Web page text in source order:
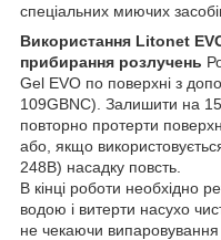
спеціальних миючих
Використання Litonet
прибирання розлучень
Gel EVO по поверхні з
109GBNC). Залишити на
повторно протерти
або, якщо
248В) насадку повсть.
В кінці роботи необхідно
водою і витерти насухо
не чекаючи